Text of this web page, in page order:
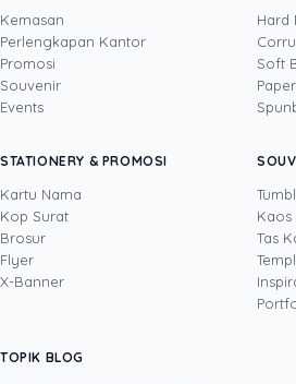
DITULIS OLEH
Video Editor yang
konten digital kreatif
kebutuhan pemasaran. Di
memproduksi video,
konten visual seputar
dari kemasan, stiker, dan
merchandise, sambil
Kemasan
Perlengkapan Kantor
Promosi
Souvenir
Events
Hard
Soft
STATIONERY & PROMOSI
Kartu Nama
Kop Surat
Brosur
Flyer
X-Banner
Kaos
Tas
TOPIK BLOG